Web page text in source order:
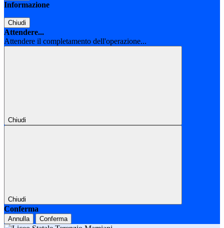
Informazione
Chiudi
Attendere...
Attendere il completamento dell'operazione...
Chiudi
Chiudi
Conferma
Annulla Conferma